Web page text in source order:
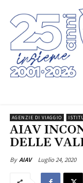
AGENZIE DI VIAGGIO
AIAV
DELLE
By AIAV Luglio 24, 2020